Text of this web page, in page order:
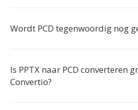
Wordt PCD tegenwoordig nog
Is PPTX naar PCD converteren
Convertio?